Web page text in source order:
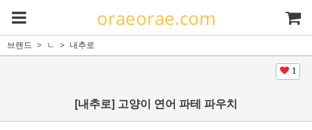
oraeorae.com
브랜드 ㄴ 내추로
1
[내추로] 고양이 연어 파테 파우치